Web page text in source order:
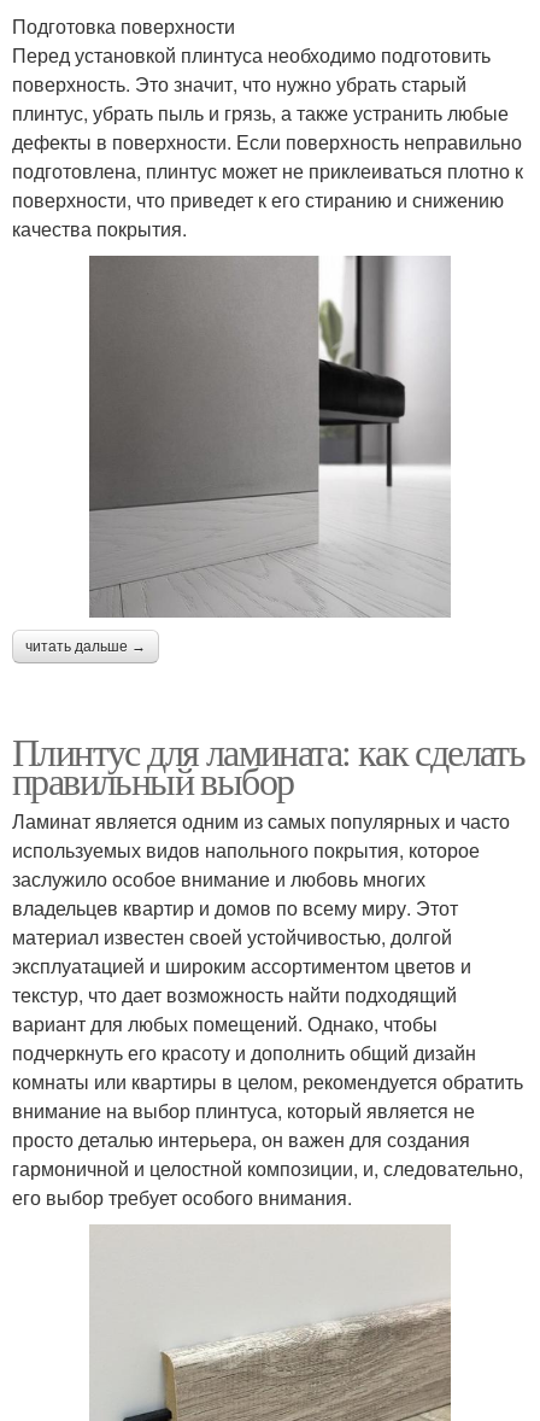
Подготовка поверхности
Перед установкой плинтуса необходимо подготовить
поверхность. Это значит, что нужно убрать старый
плинтус, убрать пыль и грязь, а также устранить любые
дефекты в поверхности. Если поверхность неправильно
подготовлена, плинтус может не приклеиваться плотно к
поверхности, что приведет к его стиранию и снижению
качества покрытия.
читать дальше →
Плинтус для ламината: как сделать
правильный выбор
Ламинат является одним из самых популярных и часто
используемых видов напольного покрытия, которое
заслужило особое внимание и любовь многих
владельцев квартир и домов по всему миру. Этот
материал известен своей устойчивостью, долгой
эксплуатацией и широким ассортиментом цветов и
текстур, что дает возможность найти подходящий
вариант для любых помещений. Однако, чтобы
подчеркнуть его красоту и дополнить общий дизайн
комнаты или квартиры в целом, рекомендуется обратить
внимание на выбор плинтуса, который является не
просто деталью интерьера, он важен для создания
гармоничной и целостной композиции, и, следовательно,
его выбор требует особого внимания.